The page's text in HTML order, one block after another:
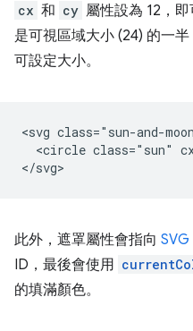
cx 和 cy 屬性設為 12，
是可視區域大小 (24) 的一
可設定大小。
<svg class="sun-and-
<circle class="sun"
此外，遮罩屬性會指向
ID，最後會使用
的填滿顏色。